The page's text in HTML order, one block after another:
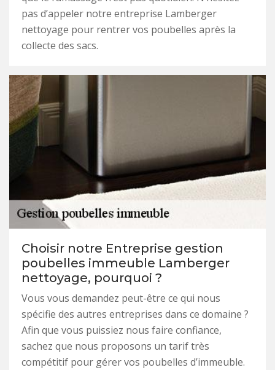
pas d’appeler notre entreprise Lamberger
nettoyage pour rentrer vos poubelles après la
collecte des sacs.
Choisir notre Entreprise gestion
poubelles immeuble Lamberger
nettoyage, pourquoi ?
Vous vous demandez peut-être ce qui nous
spécifie des autres entreprises dans ce domaine ?
Afin que vous puissiez nous faire confiance,
sachez que nous proposons un tarif très
compétitif pour gérer vos poubelles d’immeuble.